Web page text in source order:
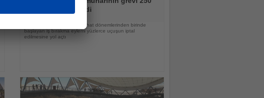
bin yolcuyu etkiledi
Kanada'nın en yoğun seyahat dönemlerinden birinde
başlayan iş bırakma eylemi yüzlerce uçuşun iptal
edilmesine yol açtı